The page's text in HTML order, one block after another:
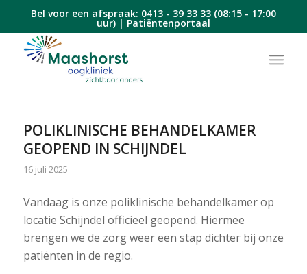
Bel voor een afspraak: 0413 - 39 33 33(08:15 - 17:00
uur) | Patiëntenportaal
POLIKLINISCHE BEHANDELKAMER
GEOPEND IN SCHIJNDEL
16 juli 2025
Vandaag is onze poliklinische behandelkamer op
locatie Schijndel officieel geopend. Hiermee
brengen we de zorg weer een stap dichter bij onze
patiënten in de regio.